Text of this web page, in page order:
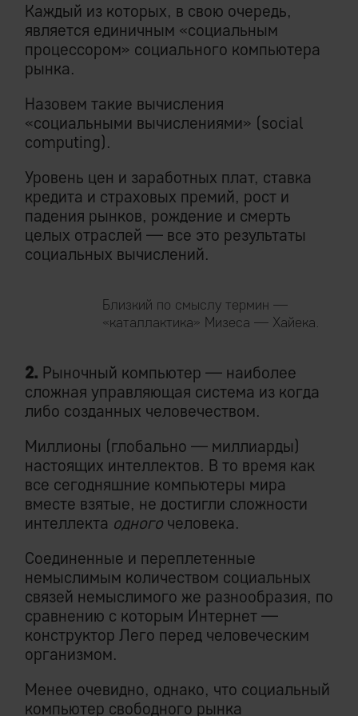
Каждый из которых, в свою очередь,
является единичным «социальным
процессором» социального компьютера
рынка.
Назовем такие вычисления
«социальными вычислениями» (social
computing).
Уровень цен и заработных плат, ставка
кредита и страховых премий, рост и
падения рынков, рождение и смерть
целых отраслей — все это результаты
социальных вычислений.
Близкий по смыслу термин —
«каталлактика» Мизеса — Хайека.
2. Рыночный компьютер — наиболее
сложная управляющая система из когда
либо созданных человечеством.
Миллионы (глобально — миллиарды)
настоящих интеллектов. В то время как
все сегодняшние компьютеры мира
вместе взятые, не достигли сложности
интеллекта одного человека.
Соединенные и переплетенные
немыслимым количеством социальных
связей немыслимого же разнообразия, по
сравнению с которым Интернет —
конструктор Лего перед человеческим
организмом.
Менее очевидно, однако, что социальный
компьютер свободного рынка